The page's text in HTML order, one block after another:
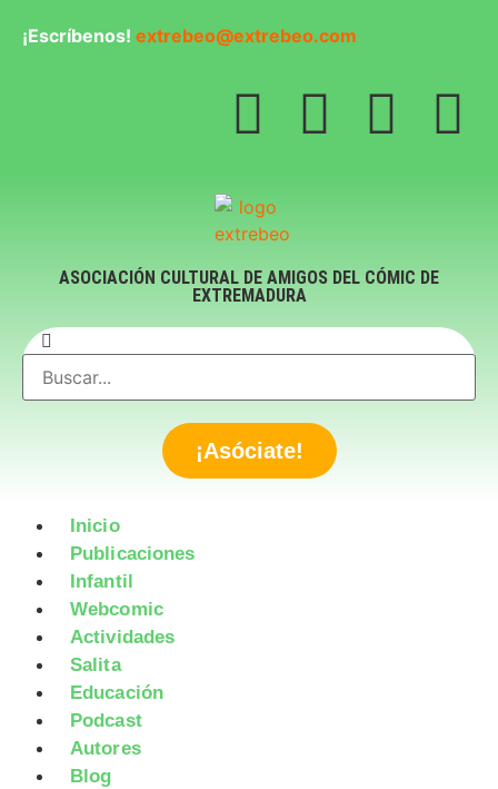
¡Escríbenos! extrebeo@extrebeo.com
ASOCIACIÓN CULTURAL DE AMIGOS DEL CÓMIC DE
EXTREMADURA
¡Asóciate!
Inicio
Publicaciones
Infantil
Webcomic
Actividades
Salita
Educación
Podcast
Autores
Blog